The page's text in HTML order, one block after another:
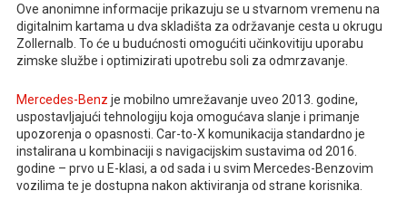
Ove anonimne informacije prikazuju se u stvarnom vremenu na
digitalnim kartama u dva skladišta za održavanje cesta u okrugu
Zollernalb. To će u budućnosti omogućiti učinkovitiju uporabu
zimske službe i optimizirati upotrebu soli za odmrzavanje.
Mercedes-Benz je mobilno umrežavanje uveo 2013. godine,
uspostavljajući tehnologiju koja omogućava slanje i primanje
upozorenja o opasnosti. Car-to-X komunikacija standardno je
instalirana u kombinaciji s navigacijskim sustavima od 2016.
godine – prvo u E-klasi, a od sada i u svim Mercedes-Benzovim
vozilima te je dostupna nakon aktiviranja od strane korisnika.